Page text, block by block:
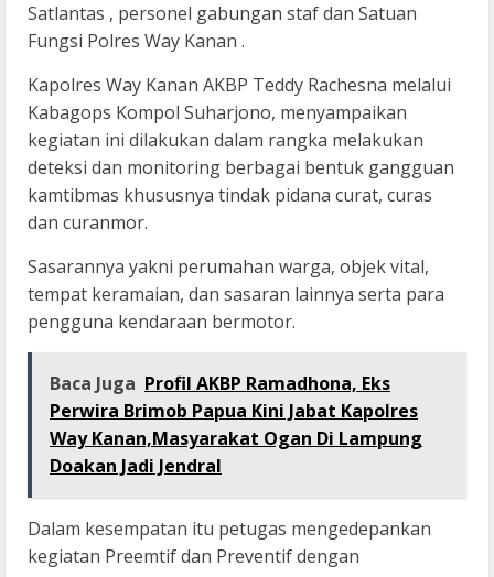
Satlantas , personel gabungan staf dan Satuan
Fungsi Polres Way Kanan .
Kapolres Way Kanan AKBP Teddy Rachesna melalui
Kabagops Kompol Suharjono, menyampaikan
kegiatan ini dilakukan dalam rangka melakukan
deteksi dan monitoring berbagai bentuk gangguan
kamtibmas khususnya tindak pidana curat, curas
dan curanmor.
Sasarannya yakni perumahan warga, objek vital,
tempat keramaian, dan sasaran lainnya serta para
pengguna kendaraan bermotor.
Baca Juga Profil AKBP Ramadhona, Eks
Perwira Brimob Papua Kini Jabat Kapolres
Way Kanan,Masyarakat Ogan Di Lampung
Doakan Jadi Jendral
Dalam kesempatan itu petugas mengedepankan
kegiatan Preemtif dan Preventif dengan